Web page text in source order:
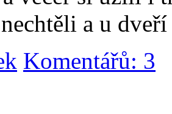
a u
Komentářů: 3